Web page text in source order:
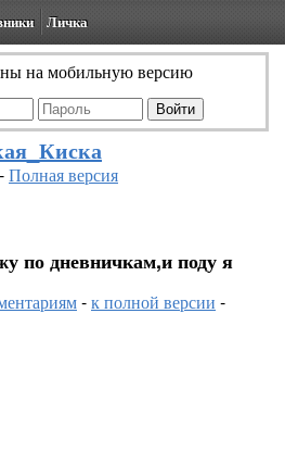
Личка
на мобильную версию
-Полная версия
по дневничкам,и поду я
-к полной версии -